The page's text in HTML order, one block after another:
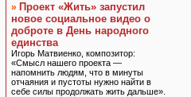
» Проект «Жить» запустил
новое социальное видео о
доброте в День народного
единства
Игорь Матвиенко, композитор:
«Смысл нашего проекта —
напомнить людям, что в минуты
отчаяния и пустоты нужно найти в
себе силы продолжать жить дальше».